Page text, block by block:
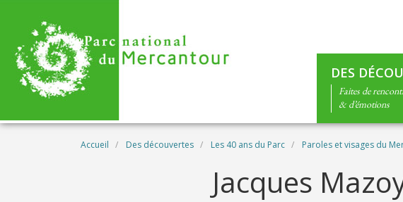
DES
Faites de
& d’émotions
Fil d'Ariane
Accueil Des découvertes Les 40 ans du Parc Paroles et visages du
Jacques